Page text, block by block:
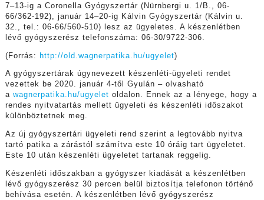
7–13-ig a Coronella Gyógyszertár (Nürnbergi u. 1/B., 06-
66/362-192), január 14–20-ig Kálvin Gyógyszertár ( Kálvin u.
32., tel.: 06-66/560-510) lesz az ügyeletes. A készenlétben
lévő gyógyszerész telefonszáma: 06-30/9722-306.
(Forrás: http://old.wagnerpatika.hu/ugyelet)
A gyógyszertárak úgynevezett készenléti-ügyeleti rendet
vezettek be 2020. január 4-től Gyulán – olvasható
a wagnerpatika.hu/ugyelet oldalon. Ennek az a lényege, hogy a
rendes nyitvatartás mellett ügyeleti és készenléti időszakot
különböztetnek meg.
Az új gyógyszertári ügyeleti rend szerint a legtovább nyitva
tartó patika a zárástól számítva este 10 óráig tart ügyeletet.
Este 10 után készenléti ügyeletet tartanak reggelig.
Készenléti időszakban a gyógyszer kiadását a készenlétben
lévő gyógyszerész 30 percen belül biztosítja telefonon történő
behívása esetén. A készenlétben lévő gyógyszerész